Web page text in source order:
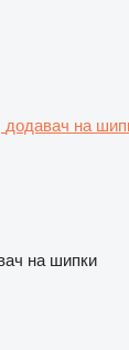
додавач на
на шипки